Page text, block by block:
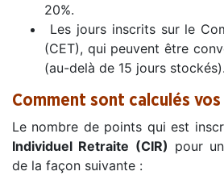
20%.
Les jours inscrits sur le
(CET), qui peuvent être
(au-delà de 15 jours stockés).
Comment sont calculés
Le nombre de points qui est
Individuel Retraite (CIR) pour
de la façon suivante :